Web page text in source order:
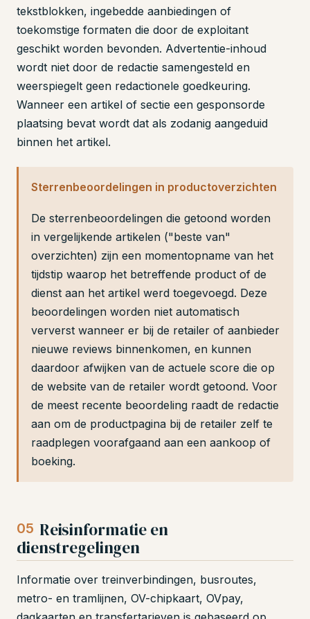
tekstblokken, ingebedde aanbiedingen of
toekomstige formaten die door de exploitant
geschikt worden bevonden. Advertentie-inhoud
wordt niet door de redactie samengesteld en
weerspiegelt geen redactionele goedkeuring.
Wanneer een artikel of sectie een gesponsorde
plaatsing bevat wordt dat als zodanig aangeduid
binnen het artikel.
Sterrenbeoordelingen in productoverzichten
De sterrenbeoordelingen die getoond worden
in vergelijkende artikelen ("beste van"
overzichten) zijn een momentopname van het
tijdstip waarop het betreffende product of de
dienst aan het artikel werd toegevoegd. Deze
beoordelingen worden niet automatisch
ververst wanneer er bij de retailer of aanbieder
nieuwe reviews binnenkomen, en kunnen
daardoor afwijken van de actuele score die op
de website van de retailer wordt getoond. Voor
de meest recente beoordeling raadt de redactie
aan om de productpagina bij de retailer zelf te
raadplegen voorafgaand aan een aankoop of
boeking.
05 Reisinformatie en
dienstregelingen
Informatie over treinverbindingen, busroutes,
metro- en tramlijnen, OV-chipkaart, OVpay,